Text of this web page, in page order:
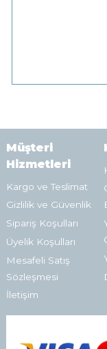
Müşteri
Hizmetleri
Kargo ve Teslimat
Gizlilik ve Güvenlik
Sipariş Koşulları
Üyelik Koşulları
Mesafeli Satış
Sözleşmesi
İletişim